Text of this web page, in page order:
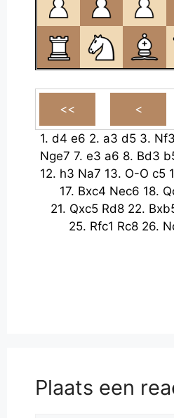
1. d4 e6 2. a3 d5 3. Nf3
Nge7 7. e3 a6 8. Bd3
12. h3 Na7 13. O-O c5
17. Bxc4 Nec6 18.
21. Qxc5 Rd8 22.
25. Rfc1 Rc8 26.
Plaats een